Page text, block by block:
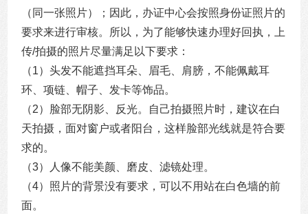
（同一张照片）；因此，办证中心会按照身份证照片的
要求来进行审核。所以，为了能够快速办理好回执，上
传/拍摄的照片尽量满足以下要求：
（1）头发不能遮挡耳朵、眉毛、肩膀，不能佩戴耳
环、项链、帽子、发卡等饰品。
（2）脸部无阴影、反光。自己拍摄照片时，建议在白
天拍摄，面对窗户或者阳台，这样脸部光线就是符合要
求的。
（3）人像不能美颜、磨皮、滤镜处理。
（4）照片的背景没有要求，可以不用站在白色墙的前
面。